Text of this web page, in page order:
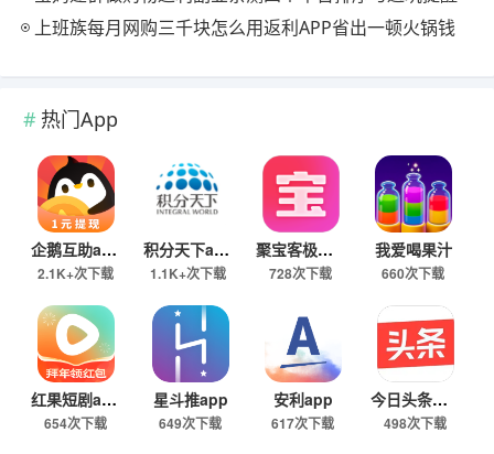
上班族每月网购三千块怎么用返利APP省出一顿火锅钱
热门App
企鹅互助app
2.1K+次下载
积分天下app
1.1K+次下载
聚宝客极速版
728次下载
我爱喝果汁
660次下载
红果短剧app
654次下载
星斗推app
649次下载
安利app
617次下载
今日头条极速版下载
498次下载